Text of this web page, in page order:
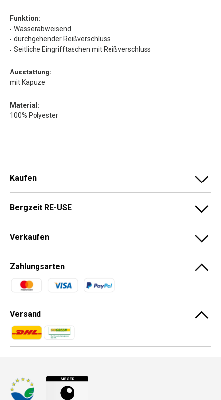
Funktion:
Wasserabweisend
durchgehender Reißverschluss
Seitliche Eingrifftaschen mit Reißverschluss
Ausstattung:
mit Kapuze
Material:
100% Polyester
Kaufen
Bergzeit RE-USE
Verkaufen
Zahlungsarten
Zahlungsmethoden
Versand
Zahlungsmethoden
Zahlungsmethoden